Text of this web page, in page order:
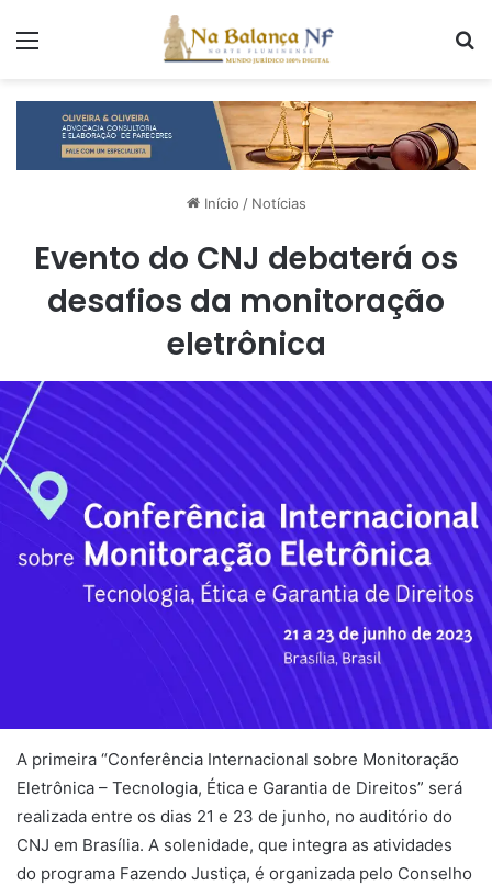
Início / Notícias
Evento do CNJ debaterá os
desafios da monitoração
eletrônica
A primeira “Conferência Internacional sobre Monitoração
Eletrônica – Tecnologia, Ética e Garantia de Direitos” será
realizada entre os dias 21 e 23 de junho, no auditório do
CNJ em Brasília. A solenidade, que integra as atividades
do programa Fazendo Justiça, é organizada pelo Conselho